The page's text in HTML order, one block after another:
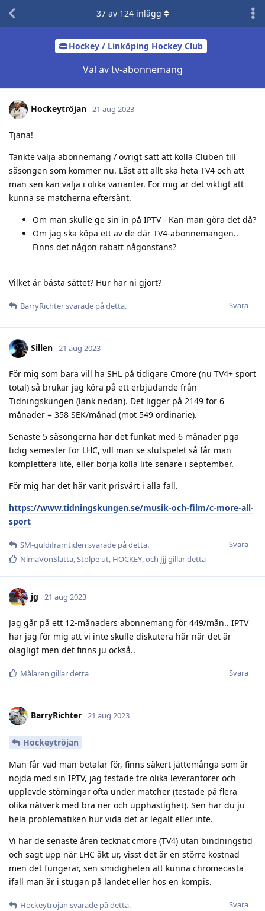
Hockey / Linköping Hockey Club
Val av tv-abonnemang
37av 124inlägg
Hockeytröjan 21 aug 2023
Tjäna!
Tänkte välja abonnemang / övrigt sätt att kolla Cluben till
säsongen som kommer nu. Läst att allt ska heta TV4 och att
man sen kan välja i olika varianter. För mig är det viktigt att
kunna se matcherna eftersänt.
Om man skulle ge sin in på IPTV - Kan man göra det då?
Om jag ska köpa ett av de där TV4-abonnemangen..
Finns det någon rabatt någonstans?
Vilket är bästa sättet? Hur har ni gjort?
Svara
BarryRichtersvarade på detta.
Sillen 21 aug 2023
För mig som bara vill ha SHL på tidigare Cmore (nu TV4+ sport
total) så brukar jag köra på ett erbjudande från
Tidningskungen (länk nedan). Det ligger på 2149 för 6
månader = 358 SEK/månad (mot 549 ordinarie).
Senaste 5 säsongerna har det funkat med 6 månader pga
tidig semester för LHC, vill man se slutspelet så får man
komplettera lite, eller börja kolla lite senare i september.
För mig har det här varit prisvärt i alla fall.
https://www.tidningskungen.se/musik-och-film/c-more-all-
sport
Svara
SM-guldiframtiden svarade på detta.
NimaVonSlätta,Stolpe ut, HOCKEY, och Jjjgillar detta
jg 21 aug 2023
Jag går på ett 12-månaders abonnemang för 449/mån.. IPTV
har jag för mig att vi inte skulle diskutera här när det är
olagligt men det finns ju också..
Svara
Målaren gillar detta
BarryRichter 21 aug 2023
Hockeytröjan
Man får vad man betalar för, finns säkert jättemånga som är
nöjda med sin IPTV, jag testade tre olika leverantörer och
upplevde störningar ofta under matcher (testade på flera
olika nätverk med bra ner och upphastighet). Sen har du ju
hela problematiken hur vida det är legalt eller inte.
Vi har de senaste åren tecknat cmore (TV4) utan bindningstid
och sagt upp när LHC åkt ur, visst det är en större kostnad
men det fungerar, sen smidigheten att kunna chromecasta
ifall man är i stugan på landet eller hos en kompis.
Svara
Hockeytröjan svarade på detta.